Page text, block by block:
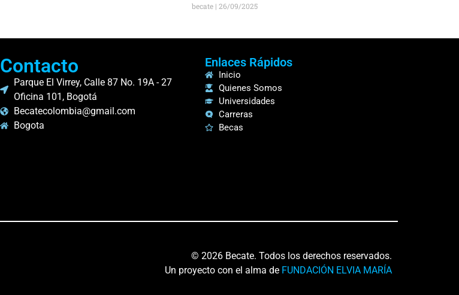
becate 26/09/2025
Contacto
Parque El Virrey, Calle 87 No. 19A - 27
Oficina 101, Bogotá
Becatecolombia@gmail.com
Bogota
Enlaces Rápidos
Inicio
Quienes Somos
Universidades
Carreras
Becas
© 2026 Becate. Todos los derechos reservados.
Un proyecto con el alma de FUNDACIÓN ELVIA MARÍA